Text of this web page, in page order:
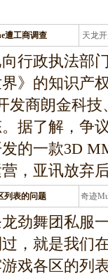
遭工商调查 天龙
龙
行政执法部
》的知识产
发商朗金科
据了解，争
的一款3D
，亚讯放弃
列表的问题 奇迹
条
劲舞团私服
，就是我们
戏各区的列